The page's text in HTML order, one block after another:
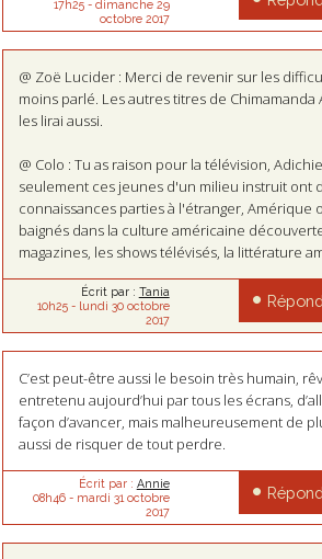
17h25- dimanche 29
octobre 2017
@ Zoë Lucider : Merci de revenir sur les
moins parlé. Les autres titres de
les lirai aussi.
@ Colo : Tu as raison pour la télévision,
seulement ces jeunes d'un milieu instruit ont
connaissances parties à l'étranger, Amérique
baignés dans la culture américaine
magazines, les shows télévisés, la littérature
Écrit par : Tania
10h25- lundi 30 octobre
2017
C’est peut-être aussi le besoin très humain,
entretenu aujourd’hui par tous les écrans,
façon d’avancer, mais malheureusement de
aussi de risquer de tout perdre.
Écrit par : Annie
08h46- mardi 31 octobre
2017